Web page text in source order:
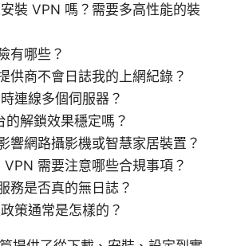
裝 VPN 嗎？需要多高性能的裝
有哪些？
供商不會日誌我的上網紀錄？
連線多個伺服器？
解鎖效果穩定嗎？
響網路攝影機或智慧家居裝置？
需要注意哪些合規事項？
務是否真的無日誌？
策通常是怎樣的？